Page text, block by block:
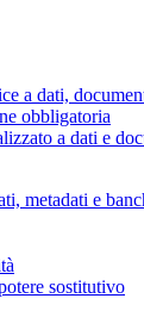
a dati,
obbligatoria
a dati e
metadati e
sostitutivo